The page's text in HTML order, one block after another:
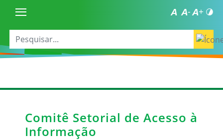
Comitê Setorial de Acesso à
Informação